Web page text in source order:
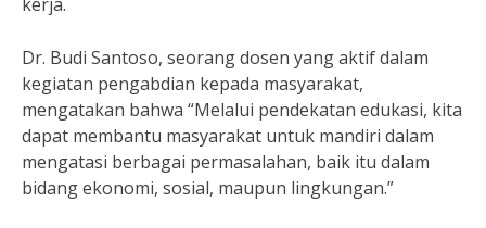
Dr. Budi Santoso, seorang dosen yang aktif dalam
kegiatan pengabdian kepada masyarakat,
mengatakan bahwa “Melalui pendekatan edukasi, kita
dapat membantu masyarakat untuk mandiri dalam
mengatasi berbagai permasalahan, baik itu dalam
bidang ekonomi, sosial, maupun lingkungan.”